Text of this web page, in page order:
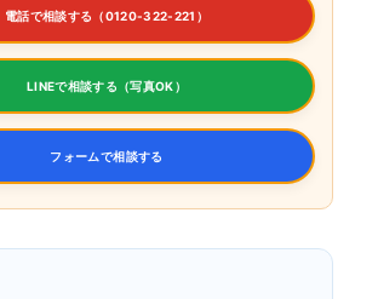
電話で相談する（0120-322-221）
LINEで相談する（写真OK）
フォームで相談する